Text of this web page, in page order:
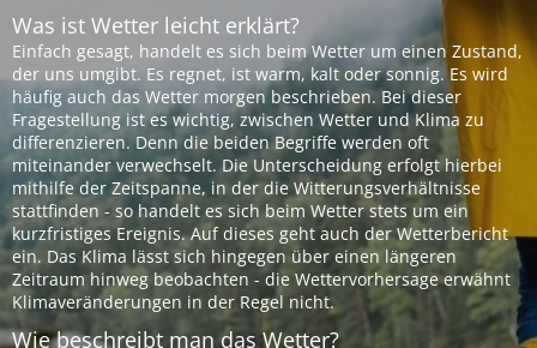
Was ist Wetter leicht erklärt?
Einfach gesagt, handelt es sich beim Wetter um einen Zustand,
der uns umgibt. Es regnet, ist warm, kalt oder sonnig. Es wird
häufig auch das Wetter morgen beschrieben. Bei dieser
Fragestellung ist es wichtig, zwischen Wetter und Klima zu
differenzieren. Denn die beiden Begriffe werden oft
miteinander verwechselt. Die Unterscheidung erfolgt hierbei
mithilfe der Zeitspanne, in der die Witterungsverhältnisse
stattfinden - so handelt es sich beim Wetter stets um ein
kurzfristiges Ereignis. Auf dieses geht auch der Wetterbericht
ein. Das Klima lässt sich hingegen über einen längeren
Zeitraum hinweg beobachten - die Wettervorhersage erwähnt
Klimaveränderungen in der Regel nicht.
Wie beschreibt man das Wetter?